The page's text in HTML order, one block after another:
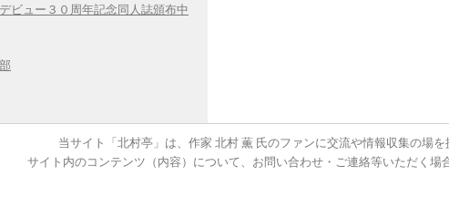
ビュー３０周年記念同人誌頒布中
当サイト「北村亭」は、作家 北村 薫 氏のファンに交流や情報収集の場
サイト内のコンテンツ（内容）について、お問い合わせ・ご連絡等いただく場